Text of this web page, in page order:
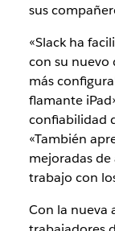
sus
«Slack ha
con su nuevo
más
flamante
confiabilidad
«También
mejoradas
trabajo con
Con la nueva